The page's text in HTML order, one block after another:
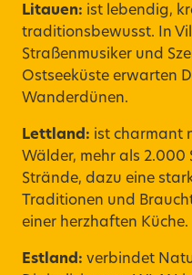
Litauen: ist lebendig,
traditionsbewusst. In
Straßenmusiker und
Ostseeküste erwarten
Wanderdünen.
Lettland: ist charmant
Wälder, mehr als 2.000
Strände, dazu eine
Traditionen und
einer herzhaften Küche.
Estland: verbindet